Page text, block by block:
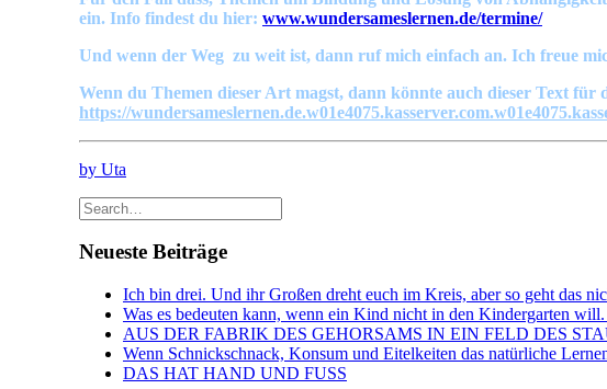
Neueste Beiträge
Ich bin drei. Und ihr Großen dreht euch im Kreis, aber so geht das
Was es bedeuten kann, wenn ein Kind nicht in den Kindergarten
AUS DER FABRIK DES GEHORSAMS IN EIN FELD DES
Wenn Schnickschnack, Konsum und Eitelkeiten das natürliche
DAS HAT HAND UND FUSS
Neueste Kommentare
Uta zuEcht jetzt? Es ist Zeit „Nein“ zu sagen.
Klaus Plachetka
Gerda Jochimzu Echt jetzt? Es ist Zeit „Nein“ zu sagen.
UtazuWenn dein Kind nicht in die Kita will
Archiv